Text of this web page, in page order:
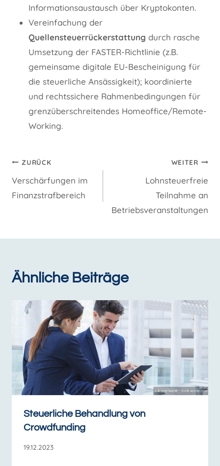
Informationsaustausch über Kryptokonten.
Vereinfachung der
Quellensteuerrückerstattung durch rasche
Umsetzung der FASTER-Richtlinie (z.B.
gemeinsame digitale EU-Bescheinigung für
die steuerliche Ansässigkeit); koordinierte
und rechtssichere Rahmenbedingungen für
grenzüberschreitendes Homeoffice/Remote-
Working.
Beitragsnavigation
ZURÜCK
Verschärfungen im
Finanzstrafbereich
WEITER
Lohnsteuerfreie
Teilnahme an
Betriebsveranstaltungen
Ähnliche Beiträge
Steuerliche Behandlung von
Crowdfunding
19.12.2023